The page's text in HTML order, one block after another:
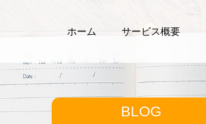
ホーム サービス概要
BLOG